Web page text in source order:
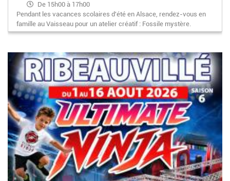
De 15h00 à 17h00
Pendant les vacances scolaires d'été en Alsace, rendez-vous en
famille au Vaisseau pour un atelier créatif : Fossile mystère.